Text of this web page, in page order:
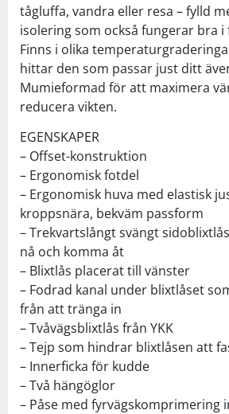
tågluffa, vandra eller resa – fylld
isolering som också fungerar bra
Finns i olika
hittar den som passar just ditt
Mumieformad för att maximera
reducera vikten.
EGENSKAPER
– Offset-konstruktion
– Ergonomisk fotdel
– Ergonomisk huva med elastisk
kroppsnära, bekväm passform
– Trekvartslångt svängt
nå och komma åt
– Blixtlås placerat till vänster
– Fodrad kanal under blixtlåset
från att tränga in
– Tvåvägsblixtlås från YKK
– Tejp som hindrar blixtlåsen att
– Innerficka för kudde
– Två hängöglor
– Påse med fyrvägskomprimering